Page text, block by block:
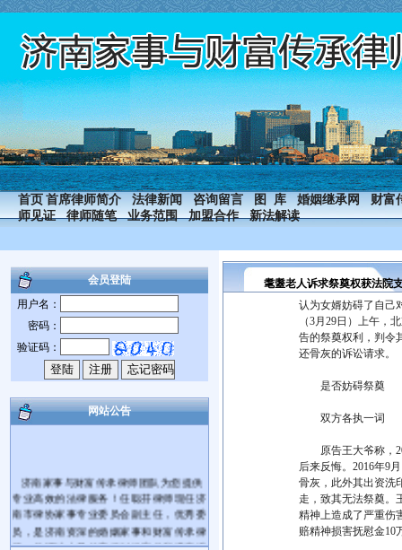
首页 首席律师简介 法律新闻 咨询留言 图 库 婚姻继承网
财富
师见证
律师随笔 业务范围 加盟合作 新法解读
会员登陆
用户名：
密码：
验证码：
网站公告
济南家事与财富传承律师团队为您提供
专业高效的法律服务！任聪芬律师现任济
南市律协家事专业委员会副主任，优秀委
员，是济南资深的婚姻家事和财富传承律
师。代理过大量的离婚纠纷案件和遗产继
耄耋老人诉求祭奠权获法院
认为女婿妨碍了自己
（3月29日）上午，
告的祭奠权利，判令
还骨灰的诉讼请求。
是否妨碍祭奠
双方各执一词
原告王大爷称，
后来反悔。2016年9
骨灰，此外其出资洗
走，致其无法祭奠。
精神上造成了严重伤
赔精神损害抚慰金10